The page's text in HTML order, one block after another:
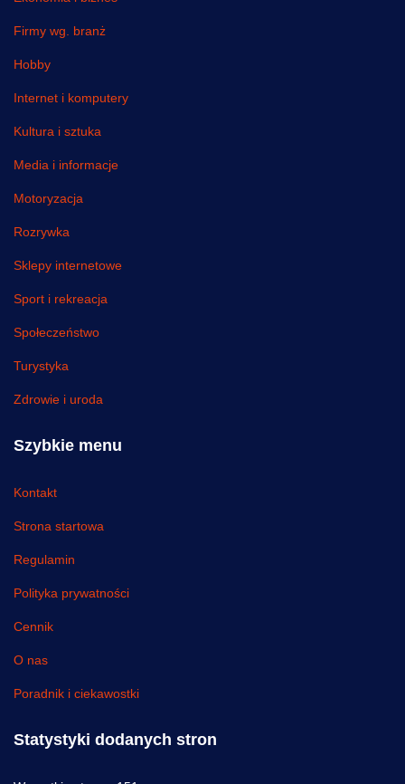
Firmy wg. branż
Hobby
Internet i komputery
Kultura i sztuka
Media i informacje
Motoryzacja
Rozrywka
Sklepy internetowe
Sport i rekreacja
Społeczeństwo
Turystyka
Zdrowie i uroda
Szybkie menu
Kontakt
Strona startowa
Regulamin
Polityka prywatności
Cennik
O nas
Poradnik i ciekawostki
Statystyki dodanych stron